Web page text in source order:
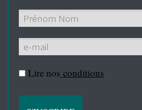
Lire nos conditions